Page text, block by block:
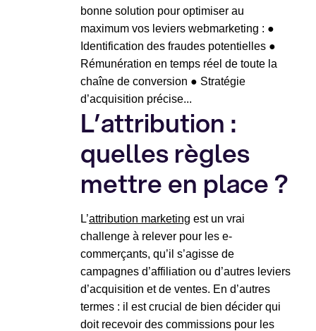
bonne solution pour optimiser au
maximum vos leviers webmarketing : ●
Identification des fraudes potentielles ●
Rémunération en temps réel de toute la
chaîne de conversion ● Stratégie
d’acquisition précise...
L’attribution :
quelles règles
mettre en place ?
L’attribution marketing est un vrai
challenge à relever pour les e-
commerçants, qu’il s’agisse de
campagnes d’affiliation ou d’autres leviers
d’acquisition et de ventes. En d’autres
termes : il est crucial de bien décider qui
doit recevoir des commissions pour les